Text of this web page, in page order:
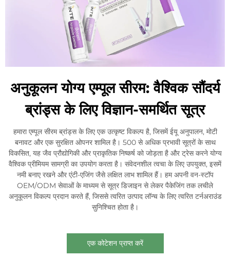
अनुकूलन योग्य एम्पूल सीरम: वैश्विक सौंदर्य
ब्रांड्स के लिए विज्ञान-समर्थित सूत्र
हमारा एम्पूल सीरम ब्रांड्स के लिए एक उत्कृष्ट विकल्प है, जिसमें ईयू अनुपालन, मोटी
बनावट और एक सुरक्षित ओपनर शामिल है। 500 से अधिक प्रभावी सूत्रों के साथ
विकसित, यह जैव प्रौद्योगिकी और प्राकृतिक निष्कर्ष को जोड़ता है और ट्रेस करने योग्य
वैश्विक प्रीमियम सामग्री का उपयोग करता है। संवेदनशील त्वचा के लिए उपयुक्त, इसमें
नमी बनाए रखने और एंटी-एजिंग जैसे लक्षित लाभ शामिल हैं। हम अपनी वन-स्टॉप
OEM/ODM सेवाओं के माध्यम से सूत्र डिजाइन से लेकर पैकेजिंग तक लचीले
अनुकूलन विकल्प प्रदान करते हैं, जिससे त्वरित उत्पाद लॉन्च के लिए त्वरित टर्नअराउंड
सुनिश्चित होता है।
एक कोटेशन प्राप्त करें